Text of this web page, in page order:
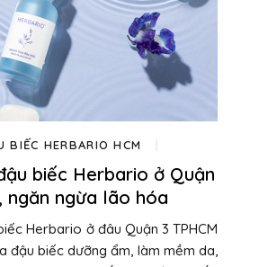
BIẾC HERBARIO HCM
biếc Herbario ở Quận
ngăn ngừa lão hóa
Herbario ở đâu Quận 3 TPHCM
đậu biếc dưỡng ẩm, làm mềm da,